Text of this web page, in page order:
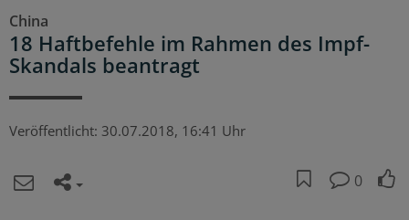
China
18 Haftbefehle im Rahmen des Impf-
Skandals beantragt
Veröffentlicht: 30.07.2018, 16:41 Uhr
0